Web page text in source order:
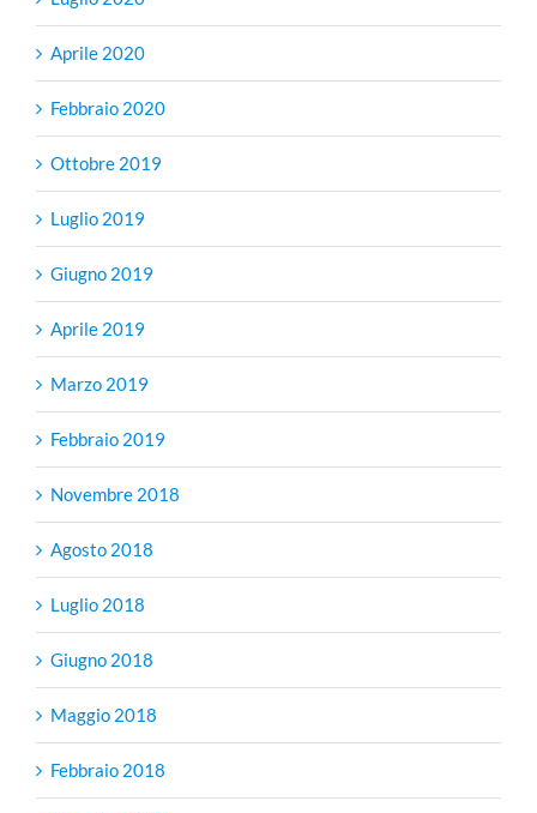
Aprile 2020
Febbraio 2020
Ottobre 2019
Luglio 2019
Giugno 2019
Aprile 2019
Marzo 2019
Febbraio 2019
Novembre 2018
Agosto 2018
Luglio 2018
Giugno 2018
Maggio 2018
Febbraio 2018